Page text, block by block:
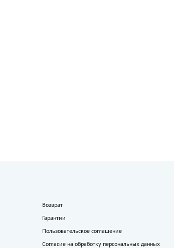
Возврат
Гарантии
Пользовательское соглашение
Согласие на обработку персональных данных